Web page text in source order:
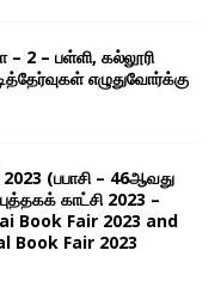
– 2 – பள்ளி, கல்லூரி
எழுதுவோர்க்கு
(பபாசி – 46ஆவது
காட்சி 2023 –
Book Fair 2023 and
Book Fair 2023